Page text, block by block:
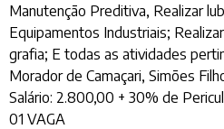
Manutenção Preditiva, Realizar
Equipamentos Industriais;
grafia; E todas as atividades
Morador de Camaçari, Simões
Salário: 2.800,00 + 30% de
01 VAGA